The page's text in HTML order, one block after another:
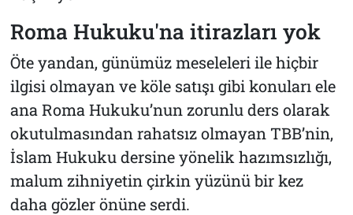
Roma Hukuku'na itirazları yok
Öte yandan, günümüz meseleleri ile hiçbir
ilgisi olmayan ve köle satışı gibi konuları ele
ana Roma Hukuku’nun zorunlu ders olarak
okutulmasından rahatsız olmayan TBB’nin,
İslam Hukuku dersine yönelik hazımsızlığı,
malum zihniyetin çirkin yüzünü bir kez
daha gözler önüne serdi.